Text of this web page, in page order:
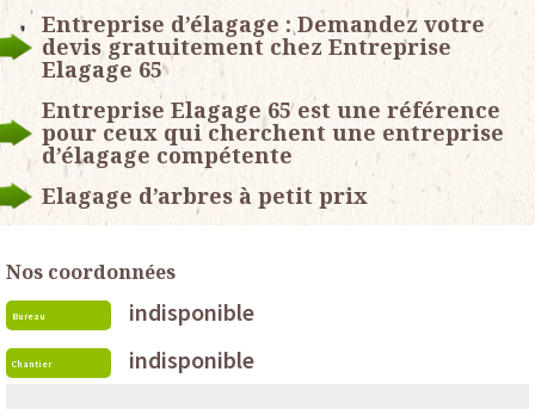
Entreprise d’élagage : Demandez votre
devis gratuitement chez Entreprise
Elagage 65
Entreprise Elagage 65 est une référence
pour ceux qui cherchent une entreprise
d’élagage compétente
Elagage d’arbres à petit prix
Nos coordonnées
Bureau indisponible
Chantier indisponible